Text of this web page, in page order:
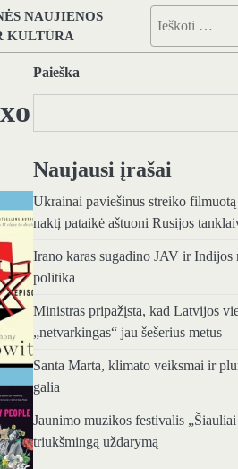
NAUJIENOS
KULTŪRA
Ieškoti:
Paieška
Naujausi įrašai
Ukrainai paviešinus streiko
naktį pataikė aštuoni Rusijos
Irano karas sugadino JAV ir Indijos
politika
Ministras pripažįsta, kad Latvijos
„netvarkingas“ jau šešerius metus
Santa Marta, klimato veiksmai ir
galia
Jaunimo muzikos festivalis
triukšmingą uždarymą